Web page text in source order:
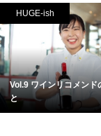
HUGE-ish
Vol.9 ワインリコメンド
と